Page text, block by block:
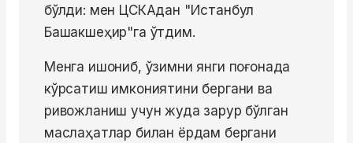
бўлди: мен ЦСКАдан "Истанбул
Башакшеҳир"га ўтдим.
Менга ишониб, ўзимни янги поғонада
кўрсатиш имкониятини бергани ва
ривожланиш учун жуда зарур бўлган
маслаҳатлар билан ёрдам бергани